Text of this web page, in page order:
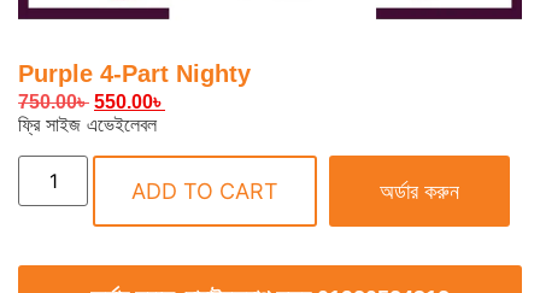
Purple 4-Part Nighty
750.00৳ 550.00৳
ফ্রি সাইজ এভেইলেবল
ADD TO CART অর্ডার করুন